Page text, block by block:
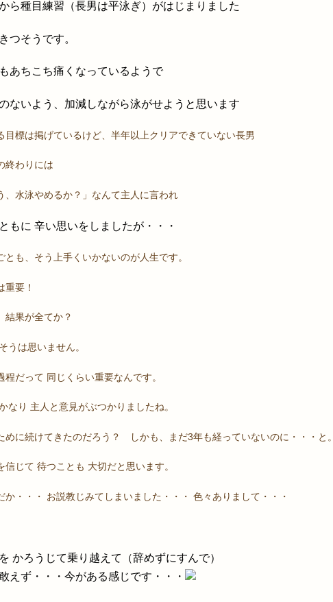
ら種目練習（長男は平泳ぎ）がはじまりました
つそうです。
あちこち痛くなっているようで
ないよう、加減しながら泳がせようと思います
目標は掲げているけど、半年以上クリアできていない長男
終わりには
、水泳やめるか？」なんて主人に言われ
もに 辛い思いをしましたが・・・
とも、そう上手くいかないのが人生です。
重要！
結果が全てか？
うは思いません。
程だって 同じくらい重要なんです。
なり 主人と意見がぶつかりましたね。
めに続けてきたのだろう？ しかも、まだ3年も経っていないのに・・・と。
信じて 待つことも 大切だと思います。
か・・・ お説教じみてしまいました・・・ 色々ありまして・・・
かろうじて乗り越えて（辞めずにすんで）
えず・・・今がある感じです・・・